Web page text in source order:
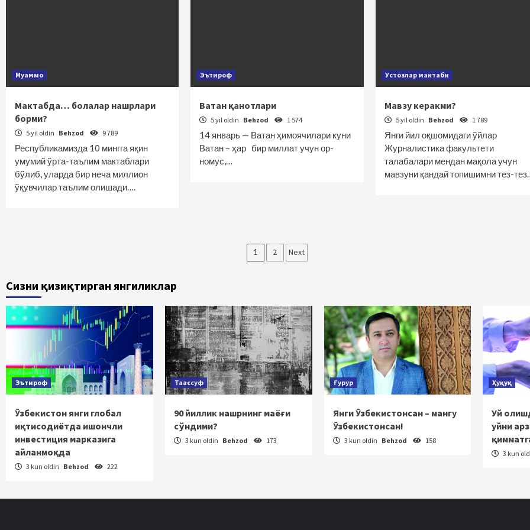
Муаммо
Мактабда… болалар нашрлари
борми?
5 yil oldin Behzod 9 789
Республикамизда 10 мингга яқин
умумий ўрта-таълим мактаблари
бўлиб, уларда бир неча миллион
ўқувчилар таълим олишади….
Эътироф
Ватан қанотлари
5 yil oldin Behzod 1 574
14 январь — Ватан ҳимоячилари куни
Ватан – ҳар бир миллат учун ор-
номус,…
Устозлар мактаби
Мавзу керакми?
5 yil oldin Behzod 1 789
Янги йил оқшомидаги ўйлар
Журналистика факультети
талабалари мендан мақола учун
мавзуни қандай топишимни тез-
Maqolalar
1 2 Next
Сизни қизиқтирган янгиликлар
Эътироф
Ўзбекистон янги глобал
иқтисодиётда ишончли
инвестиция марказига
айланмоқда
3 kun oldin Behzod 222
Таассуф
90 йиллик нашрнинг маёғи
сўндими?
3 kun oldin Behzod 173
Ғурур
Янги Ўзбекистонсан – мангу
Ўзбекистонсан!
3 kun oldin Behzod 158
Ҳуқуқ
Уй
уйни
3 kun